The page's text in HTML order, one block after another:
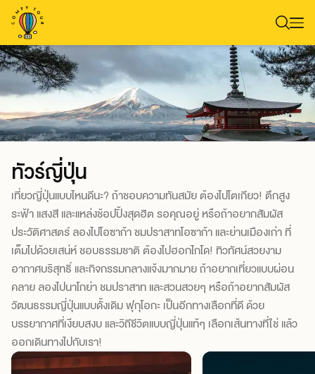
ทัวร์ญี่ปุ่น
เที่ยวญี่ปุ่นแบบไหนดีนะ? ถ้าชอบความทันสมัย ต้องไปโตเกียว! ตึกสูง
ระฟ้า แสงสี และแหล่งช้อปปิ้งสุดฮิต รอคุณอยู่ หรือถ้าอยากสัมผัส
ประวัติศาสตร์ ลองไปโอซาก้า ชมปราสาทโอซาก้า และย่านเมืองเก่า ที่
เต็มไปด้วยเสน่ห์ ชอบธรรมชาติ ต้องไปฮอกไกโด! ทิวทัศน์สวยงาม
อากาศบริสุทธิ์ และกิจกรรมกลางแจ้งมากมาย ถ้าอยากเที่ยวแบบผ่อน
คลาย ลองไปนาโกย่า ชมปราสาท และสวนสวยๆ หรือถ้าอยากสัมผัส
วัฒนธรรมญี่ปุ่นแบบดั้งเดิม ฟุกุโอกะ เป็นอีกทางเลือกที่ดี ด้วย
บรรยากาศที่เงียบสงบ และวิถีชีวิตแบบญี่ปุ่นแท้ๆ เลือกเส้นทางที่ใช่ แล้ว
ออกเดินทางไปกับเรา!